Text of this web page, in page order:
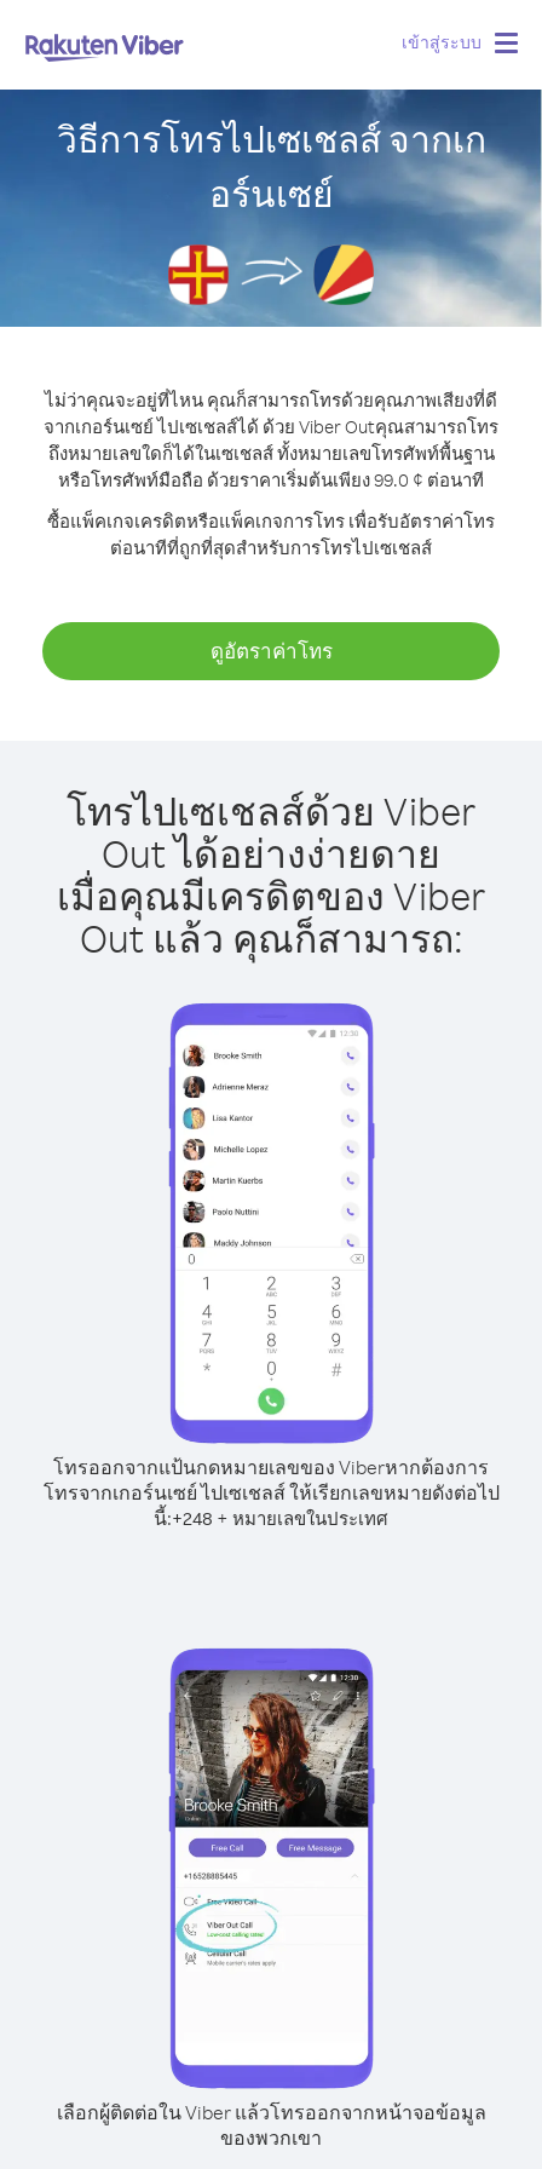
เข้าสู่ระบบ
วิธีการโทรไปเซเชลส์ จากเก
อร์นเซย์
ไม่ว่าคุณจะอยู่ที่ไหน คุณก็สามารถโทรด้วยคุณภาพเสียงที่ดี
จากเกอร์นเซย์ ไปเซเชลส์ได้ ด้วย Viber Outคุณสามารถโทร
ถึงหมายเลขใดก็ได้ในเซเชลส์ ทั้งหมายเลขโทรศัพท์พื้นฐาน
หรือโทรศัพท์มือถือ ด้วยราคาเริ่มต้นเพียง 99.0 ¢ ต่อนาที
ซื้อแพ็คเกจเครดิตหรือแพ็คเกจการโทร เพื่อรับอัตราค่าโทร
ต่อนาทีที่ถูกที่สุดสำหรับการโทรไปเซเชลส์
ดูอัตราค่าโทร
โทรไปเซเชลส์ด้วย Viber
Out ได้อย่างง่ายดาย
เมื่อคุณมีเครดิตของ Viber
Out แล้ว คุณก็สามารถ:
โทรออกจากแป้นกดหมายเลขของ Viberหากต้องการ
โทรจากเกอร์นเซย์ ไปเซเชลส์ ให้เรียกเลขหมายดังต่อไป
นี้:+248 + หมายเลขในประเทศ
เลือกผู้ติดต่อใน Viber แล้วโทรออกจากหน้าจอข้อมูล
ของพวกเขา